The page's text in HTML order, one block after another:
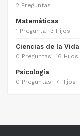
2 Preguntas
Matemáticas
1 Pregunta 3 Hijos
Ciencias de la Vida
0 Preguntas 16 Hijos
Psicología
0 Preguntas 7 Hijos